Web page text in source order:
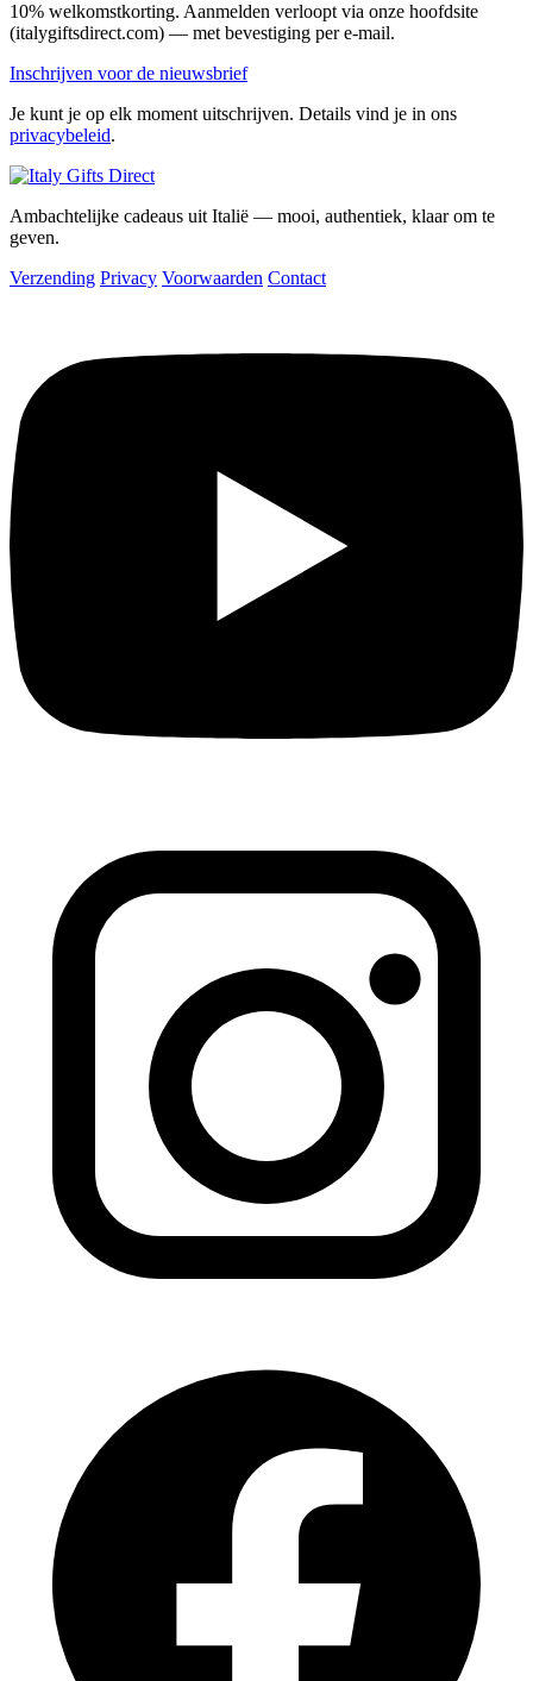
10% welkomstkorting. Aanmelden verloopt via onze hoofdsite
(italygiftsdirect.com) — met bevestiging per e-mail.
Inschrijven voor de nieuwsbrief
Je kunt je op elk moment uitschrijven. Details vind je in ons
privacybeleid.
Ambachtelijke cadeaus uit Italië — mooi, authentiek, klaar om te
geven.
Verzending Privacy Voorwaarden Contact